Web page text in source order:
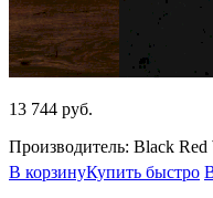
13 744 руб.
Производитель: Black
В корзинуКупить быстро